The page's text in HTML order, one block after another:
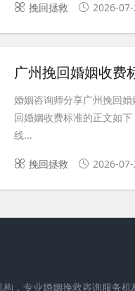
挽回拯救 2026-
广州挽回婚姻收费
婚姻咨询师分享广州挽回
回婚姻收费标准的正文如
线...
挽回拯救 2026-
，专业婚姻挽救咨询服务